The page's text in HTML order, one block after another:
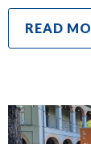
READ